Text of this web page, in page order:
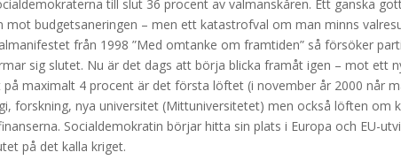
till slut 36 procent av valmanskåren. Ett ganska
mot budgetsaneringen – men ett katastrofval om man minns
från 1998 ”Med omtanke om framtiden” så försöker
sig slutet. Nu är det dags att börja blicka framåt igen – mot ett
maximalt 4 procent är det första löftet (i november år 2000 når
forskning, nya universitet (Mittuniversitetet) men också löften om
Socialdemokratin börjar hitta sin plats i Europa och EU-
på det kalla kriget.